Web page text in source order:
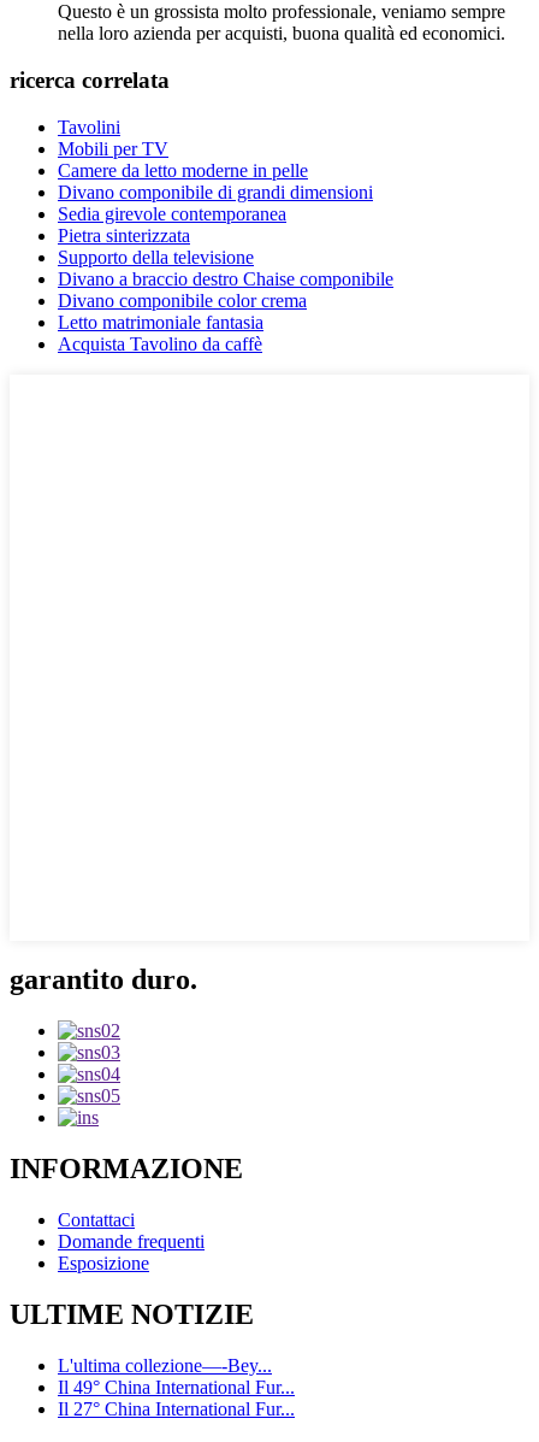
Questo è un grossista molto professionale, veniamo sempre
nella loro azienda per acquisti, buona qualità ed economici.
ricerca correlata
Tavolini
Mobili per TV
Camere da letto moderne in pelle
Divano componibile di grandi dimensioni
Sedia girevole contemporanea
Pietra sinterizzata
Supporto della televisione
Divano a braccio destro Chaise componibile
Divano componibile color crema
Letto matrimoniale fantasia
Acquista Tavolino da caffè
garantito duro.
INFORMAZIONE
Contattaci
Domande frequenti
Esposizione
ULTIME NOTIZIE
L'ultima collezione—-Bey...
Il 49° China International Fur...
Il 27° China International Fur...